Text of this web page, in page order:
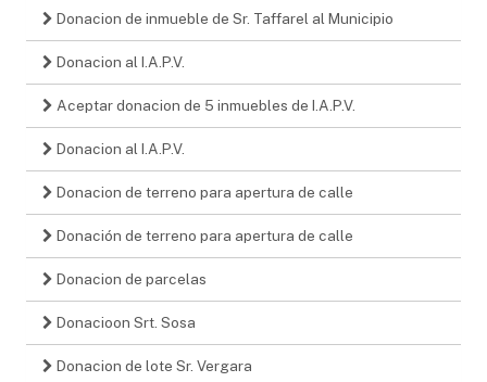
Donacion de inmueble de Sr. Taffarel al Municipio
Donacion al I.A.P.V.
Aceptar donacion de 5 inmuebles de I.A.P.V.
Donacion al I.A.P.V.
Donacion de terreno para apertura de calle
Donación de terreno para apertura de calle
Donacion de parcelas
Donacioon Srt. Sosa
Donacion de lote Sr. Vergara